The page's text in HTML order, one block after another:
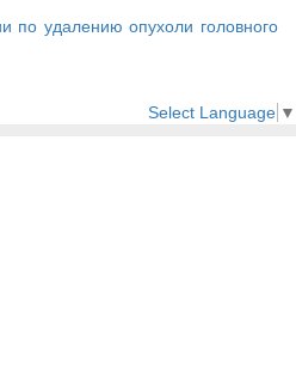
по удалению опухоли головного
Select Language ▼